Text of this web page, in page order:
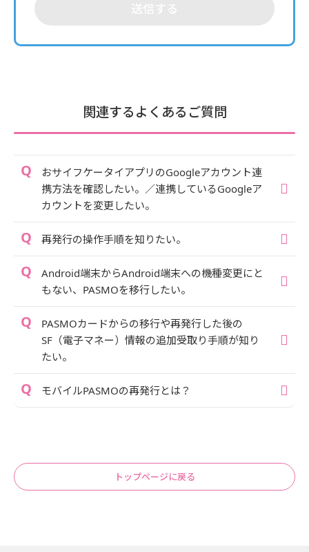
送信する
関連するよくあるご質問
おサイフケータイアプリのGoogleアカウント連
携方法を確認したい。／連携しているGoogleア
カウントを変更したい。
再発行の操作手順を知りたい。
Android端末からAndroid端末への機種変更にと
もない、PASMOを移行したい。
PASMOカードからの移行や再発行した後の
SF（電子マネー）情報の追加受取り手順が知り
たい。
モバイルPASMOの再発行とは？
トップページに戻る